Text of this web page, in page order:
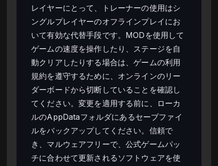
レイヤーにとって、トレーナーの使用はシ
ングルプレイヤーのオフラインプレイにお
いて有効な代替手段です。MODを使用して
ゲームの速度を操作したり、ステージを自
動クリアしたりする場合は、ゲームの利用
規約を遵守するために、オンラインのリー
ダーボードから切断していることを確認し
てください。変更を適用する前に、ローカ
ルのAppDataフォルダにあるセーブファイ
ルをバックアップしてください。信頼で
き、マルウェアフリーで、公式ゲームパッ
チに合わせて更新されるソフトウェアを使